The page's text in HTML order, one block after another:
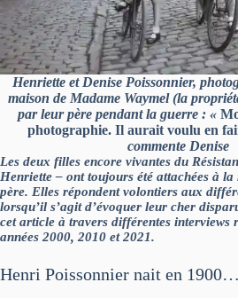
Henriette et Denise Poissonnier,
maison de Madame Waymel (la
par leur père pendant la guerre : «
photographie. Il aurait voulu en
commente Denise
Les deux filles encore vivantes du
Henriette – ont toujours été attachées à
père. Elles répondent volontiers aux
lorsqu’il s’agit d’évoquer leur cher
cet article à travers différentes interviews
années 2000, 2010 et 2021.
Henri Poissonnier nait en 1900…